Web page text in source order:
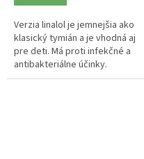
Verzia linalol je jemnejšia ako
klasický tymián a je vhodná aj
pre deti. Má proti infekčné a
antibakteriálne účinky.